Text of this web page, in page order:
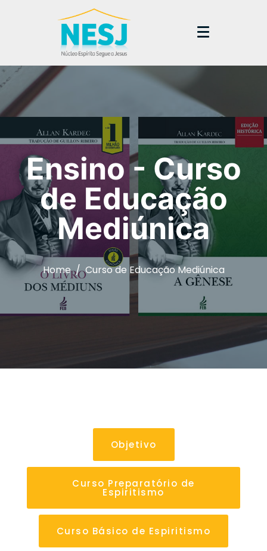
Ensino - Curso
de Educação
Mediúnica
Home Curso de Educação Mediúnica
Objetivo
Curso Preparatório de
Espiritismo
Curso Básico de Espiritismo